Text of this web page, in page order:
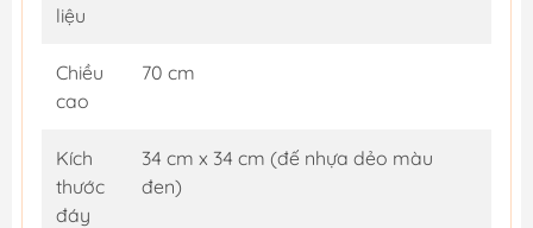
liệu
Chiều
cao
70 cm
Kích
thước
đáy
34 cm x 34 cm (đế nhựa dẻo màu
đen)